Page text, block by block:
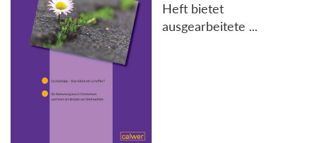
Heft bietet
ausgearbeitete ...